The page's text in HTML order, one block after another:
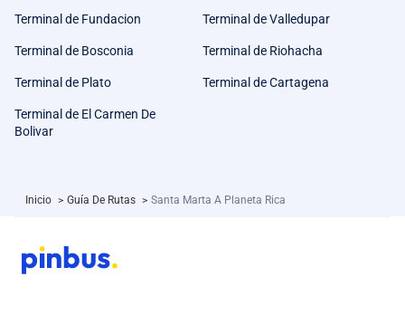
Terminal de Fundacion Terminal de Valledupar
Terminal de Bosconia Terminal de Riohacha
Terminal de Plato Terminal de Cartagena
Terminal de El Carmen De
Bolivar
Inicio > Guía De Rutas > Santa Marta A Planeta Rica